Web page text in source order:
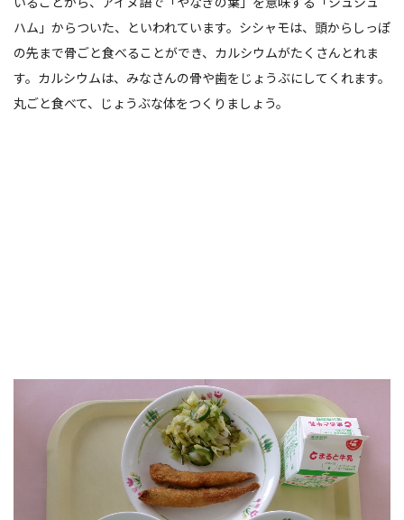
ハム」からついた、といわれています。シシャモは、頭からしっぽ
の先まで骨ごと食べることができ、カルシウムがたくさんとれま
す。カルシウムは、みなさんの骨や歯をじょうぶにしてくれます。
丸ごと食べて、じょうぶな体をつくりましょう。